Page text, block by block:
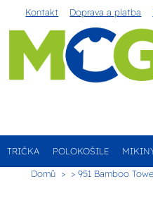
Kontakt Doprava a platba
TRIČKA POLOKOŠILE
Domů > 951 Bamboo